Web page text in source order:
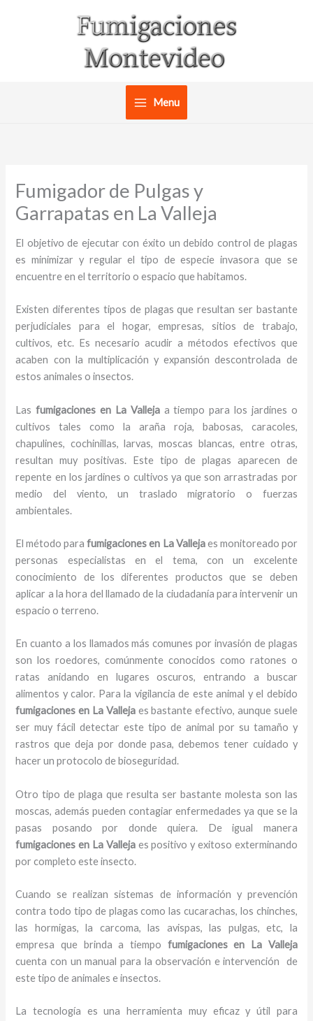
Menu
Fumigador de Pulgas y
Garrapatas en La Valleja
El objetivo de ejecutar con éxito un debido control de plagas
es minimizar y regular el tipo de especie invasora que se
encuentre en el territorio o espacio que habitamos.
Existen diferentes tipos de plagas que resultan ser bastante
perjudiciales para el hogar, empresas, sitios de trabajo,
cultivos, etc. Es necesario acudir a métodos efectivos que
acaben con la multiplicación y expansión descontrolada de
estos animales o insectos.
Lasfumigaciones en La Vallejaa tiempo para los jardines o
cultivos tales como la araña roja, babosas, caracoles,
chapulines, cochinillas, larvas, moscas blancas, entre otras,
resultan muy positivas. Este tipo de plagas aparecen de
repente en los jardines o cultivos ya que son arrastradas por
medio del viento, un traslado migratorio o fuerzas
ambientales.
El método parafumigacionesen La Vallejaes monitoreado por
personas especialistas en el tema, con un excelente
conocimiento de los diferentes productos que se deben
aplicar a la hora del llamado de la ciudadanía para intervenir un
espacio o terreno.
En cuanto a los llamados más comunes por invasión de plagas
son los roedores, comúnmente conocidos como ratones o
ratas anidando en lugares oscuros, entrando a buscar
alimentos y calor. Para la vigilancia de este animal y el debido
fumigaciones en La Valleja es bastante efectivo, aunque suele
ser muy fácil detectar este tipo de animal por su tamaño y
rastros que deja por donde pasa, debemos tener cuidado y
hacer un protocolo de bioseguridad.
Otro tipo de plaga que resulta ser bastante molesta son las
moscas, además pueden contagiar enfermedades ya que se la
pasas posando por donde quiera. De igual manera
fumigaciones en La Vallejaes positivo y exitoso exterminando
por completo este insecto.
Cuando se realizan sistemas de información y prevención
contra todo tipo de plagas como las cucarachas, los chinches,
las hormigas, la carcoma, las avispas, las pulgas, etc, la
empresa que brinda a tiempo fumigacionesen La Valleja
cuenta con un manual para la observación e intervención de
este tipo de animales e insectos.
La tecnología es una herramienta muy eficaz y útil para